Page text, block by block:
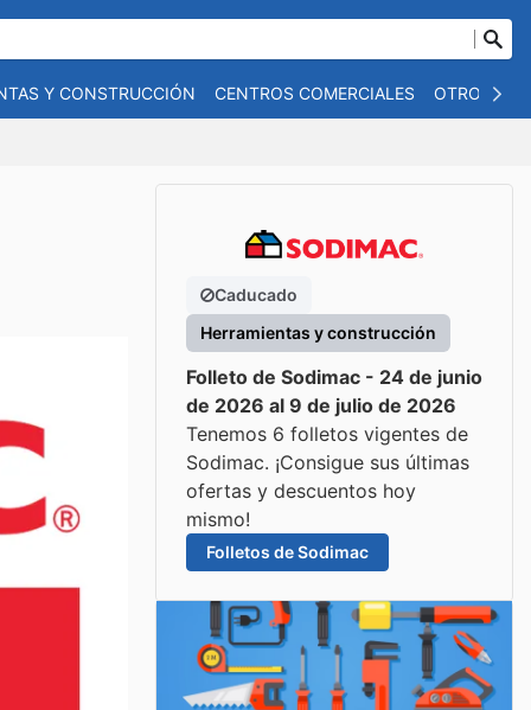
Y CONSTRUCCIÓN CENTROS COMERCIALES OTROS
Caducado
Herramientas y construcción
Folleto de Sodimac - 24 de junio
de 2026 al 9 de julio de 2026
Tenemos 6 folletos vigentes de
Sodimac. ¡Consigue sus últimas
ofertas y descuentos hoy
mismo!
Folletos de Sodimac